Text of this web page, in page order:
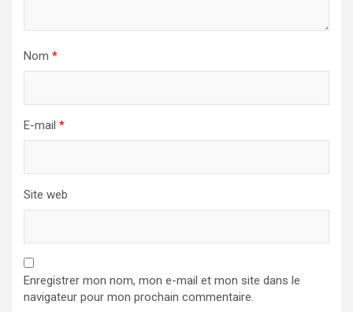
Nom *
E-mail *
Site web
Enregistrer mon nom, mon e-mail et mon site dans le
navigateur pour mon prochain commentaire.